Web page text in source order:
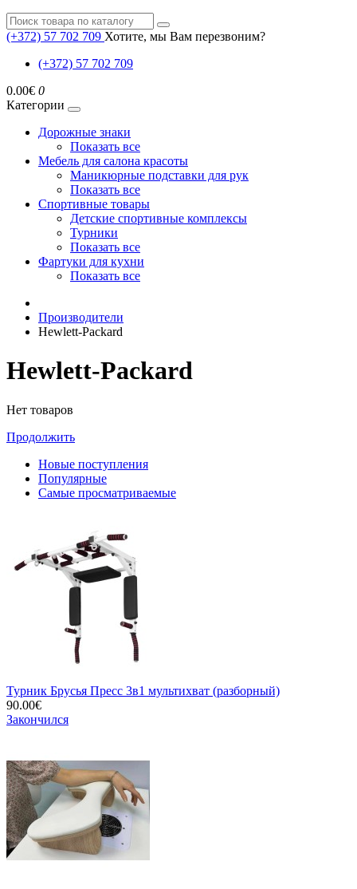
(+372) 57 702 709 Хотите, мы Вам перезвоним?
(+372) 57 702 709
0.00€ 0
Категории
Дорожные знаки
Показать все
Мебель для салона красоты
Маникюрные подставки для рук
Показать все
Спортивные товары
Детские спортивные комплексы
Турники
Показать все
Фартуки для кухни
Показать все
Производители
Hewlett-Packard
Hewlett-Packard
Нет товаров
Продолжить
Новые поступления
Популярные
Самые просматриваемые
Турник Брусья Пресс 3в1 мультихват (разборный)
90.00€
Закончился